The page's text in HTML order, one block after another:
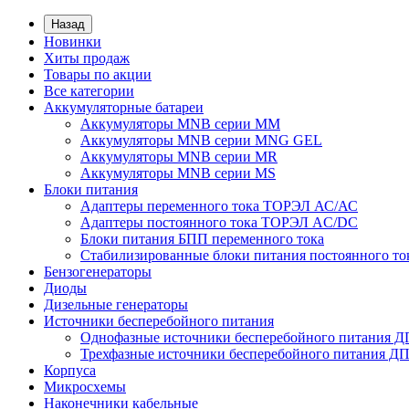
Назад
Новинки
Хиты продаж
Товары по акции
Все категории
Аккумуляторные батареи
Аккумуляторы MNB серии MM
Аккумуляторы MNB серии MNG GEL
Аккумуляторы MNB серии MR
Аккумуляторы MNB серии MS
Блоки питания
Адаптеры переменного тока ТОРЭЛ АС/АС
Адаптеры постоянного тока ТОРЭЛ AC/DC
Блоки питания БПП переменного тока
Стабилизированные блоки питания постоянного
Бензогенераторы
Диоды
Дизельные генераторы
Источники бесперебойного питания
Однофазные источники бесперебойного питания
Трехфазные источники бесперебойного питания
Корпуса
Микросхемы
Наконечники кабельные